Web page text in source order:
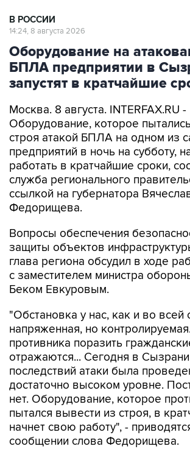
В РОССИИ
14:24, 8 августа 2026
Оборудование на
БПЛА предприятии в
запустят в кратчайшие
Москва. 8 августа. INTERFAX.RU -
Оборудование, которое
строя атакой БПЛА на одном из
предприятий в ночь на субботу,
работать в кратчайшие сроки,
служба регионального
ссылкой на губернатора
Федорищева.
Вопросы обеспечения
защиты объектов
глава региона обсудил в ходе
с заместителем министра
Беком Евкуровым.
"Обстановка у нас, как и во всей
напряженная, но
противника поразить
отражаются... Сегодня в
последствий атаки была
достаточно высоком уровне.
нет. Оборудование, которое
пытался вывести из строя, в
начнет свою работу", -
сообщении слова Федорищева.